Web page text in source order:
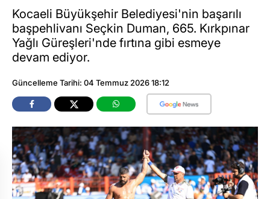
Kocaeli Büyükşehir Belediyesi'nin başarılı
başpehlivanı Seçkin Duman, 665. Kırkpınar
Yağlı Güreşleri'nde fırtına gibi esmeye
devam ediyor.
Güncelleme Tarihi: 04 Temmuz 2026 18:12